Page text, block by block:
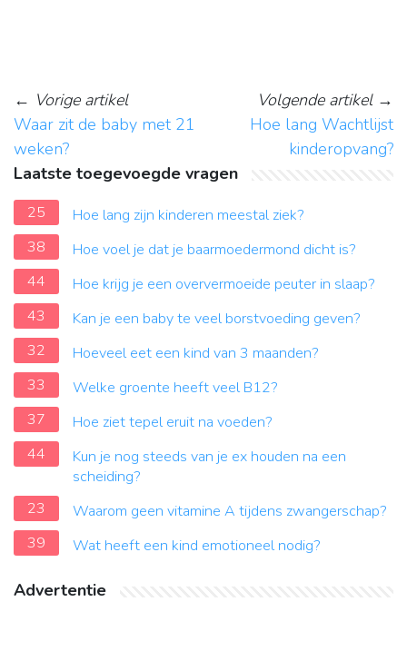
← Vorige artikel
Waar zit de baby met 21
weken?
Volgende artikel→
Hoe lang Wachtlijst
kinderopvang?
Laatste toegevoegde vragen
25
Hoe lang zijn kinderen meestal ziek?
38
Hoe voel je dat je baarmoedermond dicht is?
44
Hoe krijg je een oververmoeide peuter in slaap?
43
Kan je een baby te veel borstvoeding geven?
32
Hoeveel eet een kind van 3 maanden?
33
Welke groente heeft veel B12?
37
Hoe ziet tepel eruit na voeden?
44
Kun je nog steeds van je ex houden na een
scheiding?
23
Waarom geen vitamine A tijdens zwangerschap?
39
Wat heeft een kind emotioneel nodig?
Advertentie